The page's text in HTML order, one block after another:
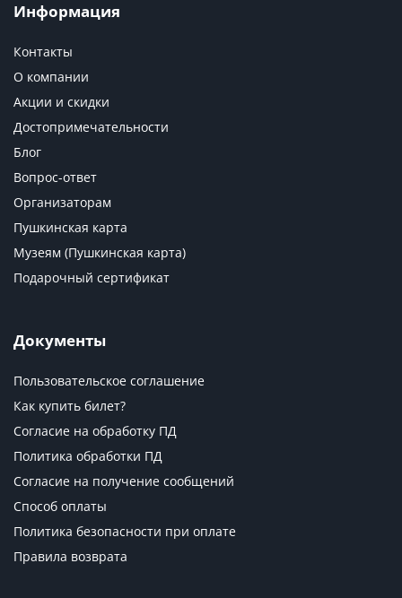
Информация
Контакты
О компании
Акции и скидки
Достопримечательности
Блог
Вопрос-ответ
Организаторам
Пушкинская карта
Музеям (Пушкинская карта)
Подарочный сертификат
Документы
Пользовательское соглашение
Как купить билет?
Согласие на обработку ПД
Политика обработки ПД
Согласие на получение сообщений
Способ оплаты
Политика безопасности при оплате
Правила возврата